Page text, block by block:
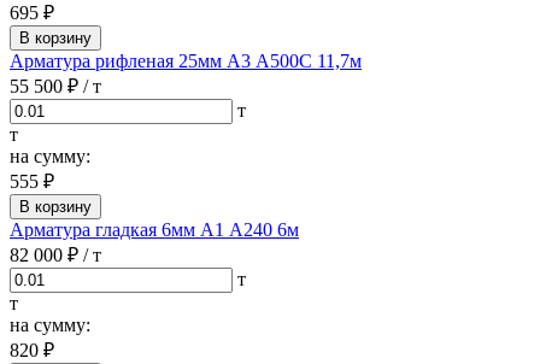
695 ₽
В корзину
Арматура рифленая 25мм А3 А500С 11,7м
55 500 ₽ / т
т
т
на сумму:
555 ₽
В корзину
Арматура гладкая 6мм А1 А240 6м
82 000 ₽ / т
т
т
на сумму:
820 ₽